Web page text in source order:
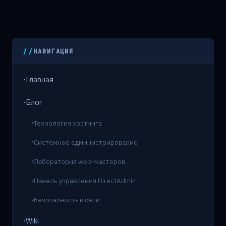
НАВИГАЦИЯ
Главная
Блог
Технология хостинга
Системное администрирование
Лаборатория web-мастеров
Панель управления DirectAdmin
Безопасность в сети
Wiki